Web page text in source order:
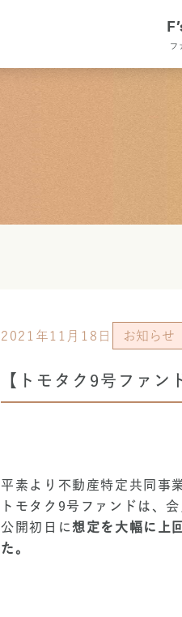
フ
2021年11月18日 お知らせ
【トモタク9号ファン
平素より不動産特定共同事
トモタク9号ファンドは、
公開初日に想定を大幅に上
た。